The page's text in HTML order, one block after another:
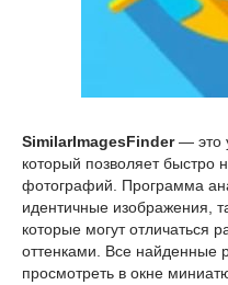
SimilarImagesFinder— это
который позволяет быстро
фотографий. Программа
идентичные изображения,
которые могут
оттенками. Все найденные
просмотреть в окне